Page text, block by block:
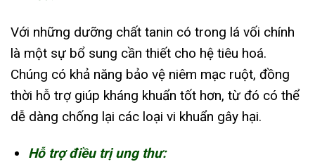
Với những dưỡng chất tanin có trong lá vối chính
là một sự bổ sung cần thiết cho hệ tiêu hoá.
Chúng có khả năng bảo vệ niêm mạc ruột, đồng
thời hỗ trợ giúp kháng khuẩn tốt hơn, từ đó có thể
dễ dàng chống lại các loại vi khuẩn gây hại.
Hỗ trợ điều trị ung thư: